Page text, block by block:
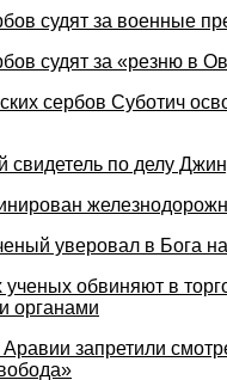
судят за военные
судят за «резню в
сербов Суботич
свидетель по делу
уверовал в Бога
ученых обвиняют в
органами
запретили